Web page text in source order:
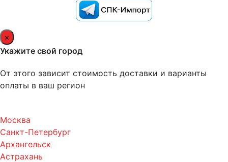
×
Укажите свой город
От этого зависит стоимость доставки и варианты
оплаты в ваш регион
Москва
Санкт-Петербург
Архангельск
Астрахань